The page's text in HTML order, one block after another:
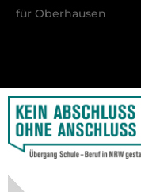
für Oberhausen